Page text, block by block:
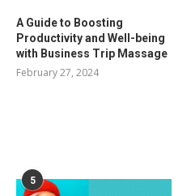
A Guide to Boosting
Productivity and Well-being
with Business Trip Massage
February 27, 2024
5